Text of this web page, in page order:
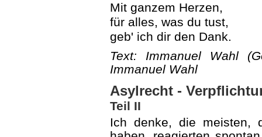
Mit ganzem Herzen,
für alles, was du tust,
geb' ich dir den Dank.
Text: Immanuel Wahl
Immanuel Wahl
Asylrecht -
Teil II
Ich denke, die meisten,